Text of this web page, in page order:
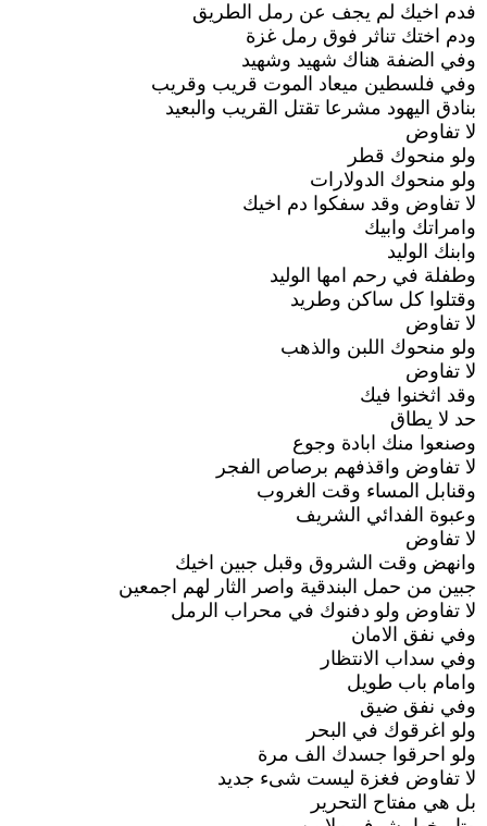
فدم اخيك لم يجف عن رمل الطريق
ودم اختك تناثر فوق رمل غزة
وفي الضفة هناك شهيد وشهيد
وفي فلسطين ميعاد الموت قريب وقريب
بنادق اليهود مشرعا تقتل القريب والبعيد
لا تفاوض
ولو منحوك قطر
ولو منحوك الدولارات
لا تفاوض وقد سفكوا دم اخيك
وامراتك وابيك
وابنك الوليد
وطفلة في رحم امها الوليد
وقتلوا كل ساكن وطريد
لا تفاوض
ولو منحوك اللبن والذهب
لا تفاوض
وقد اثخنوا فيك
حد لا يطاق
وصنعوا منك ابادة وجوع
لا تفاوض واقذفهم برصاص الفجر
وقنابل المساء وقت الغروب
وعبوة الفدائي الشريف
لا تفاوض
وانهض وقت الشروق وقبل جبين اخيك
جبين من حمل البندقية واصر الثار لهم اجمعين
لا تفاوض ولو دفنوك في محراب الرمل
وفي نفق الامان
وفي سداب الانتظار
وامام باب طويل
وفي نفق ضيق
ولو اغرقوك في البحر
ولو احرقوا جسدك الف مرة
لا تفاوض فغزة ليست شىء جديد
بل هي مفتاح التحرير